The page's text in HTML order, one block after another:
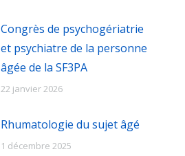
Congrès de psychogériatrie
et psychiatre de la personne
âgée de la SF3PA
22 janvier 2026
Rhumatologie du sujet âgé
1 décembre 2025